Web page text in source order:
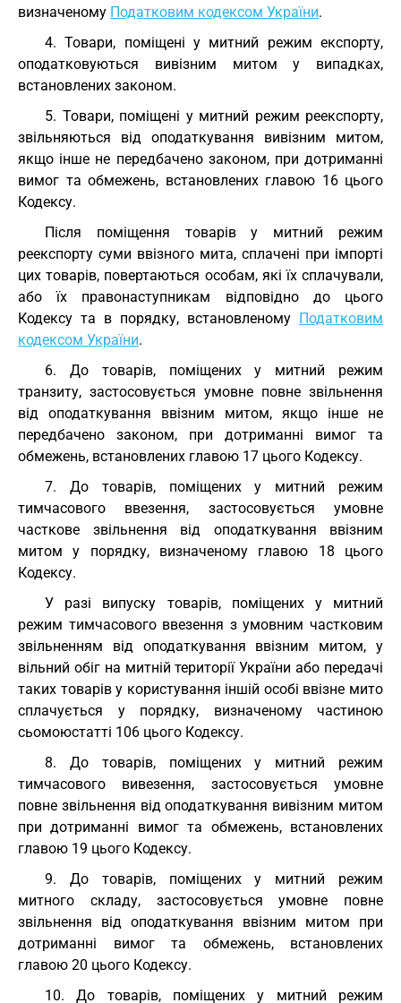
визначеному Податковим кодексом України.
4. Товари, поміщені у митний режим експорту,
оподатковуються вивізним митом у випадках,
встановлених законом.
5. Товари, поміщені у митний режим реекспорту,
звільняються від оподаткування вивізним митом,
якщо інше не передбачено законом, при дотриманні
вимог та обмежень, встановлених главою 16 цього
Кодексу.
Після поміщення товарів у митний режим
реекспорту суми ввізного мита, сплачені при імпорті
цих товарів, повертаються особам, які їх сплачували,
або їх правонаступникам відповідно до цього
Кодексу та в порядку, встановленому Податковим
кодексом України.
6. До товарів, поміщених у митний режим
транзиту, застосовується умовне повне звільнення
від оподаткування ввізним митом, якщо інше не
передбачено законом, при дотриманні вимог та
обмежень, встановлених главою 17 цього Кодексу.
7. До товарів, поміщених у митний режим
тимчасового ввезення, застосовується умовне
часткове звільнення від оподаткування ввізним
митом у порядку, визначеному главою 18 цього
Кодексу.
У разі випуску товарів, поміщених у митний
режим тимчасового ввезення з умовним частковим
звільненням від оподаткування ввізним митом, у
вільний обіг на митній території України або передачі
таких товарів у користування іншій особі ввізне мито
сплачується у порядку, визначеному частиною
сьомоюстатті 106 цього Кодексу.
8. До товарів, поміщених у митний режим
тимчасового вивезення, застосовується умовне
повне звільнення від оподаткування вивізним митом
при дотриманні вимог та обмежень, встановлених
главою 19 цього Кодексу.
9. До товарів, поміщених у митний режим
митного складу, застосовується умовне повне
звільнення від оподаткування ввізним митом при
дотриманні вимог та обмежень, встановлених
главою 20 цього Кодексу.
10. До товарів, поміщених у митний режим